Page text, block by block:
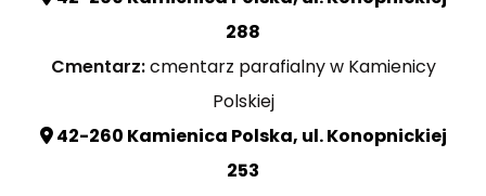
288
Cmentarz:cmentarz parafialny w Kamienicy
Polskiej
42-260 Kamienica Polska, ul. Konopnickiej
253